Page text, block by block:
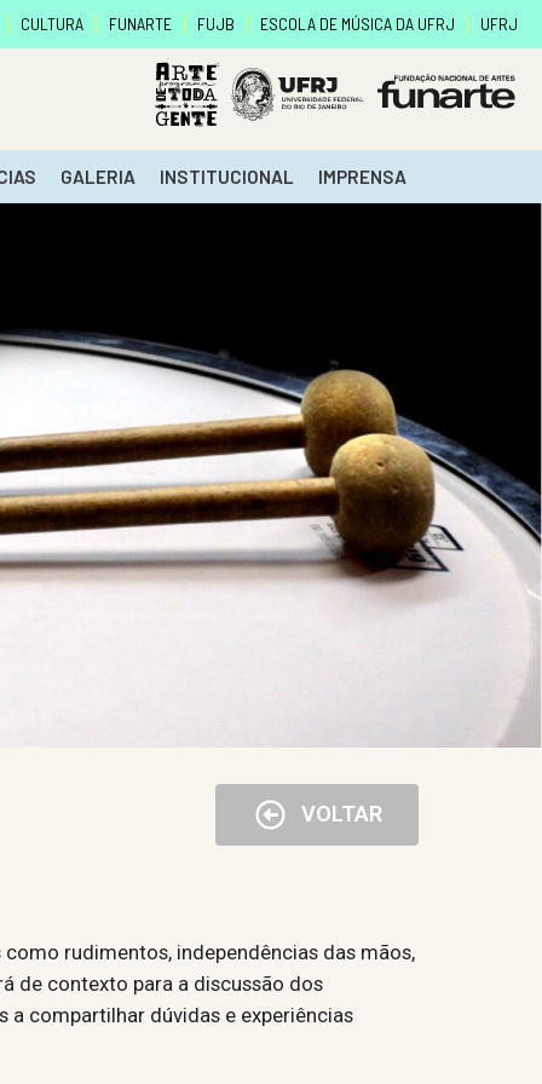
CULTURA FUNARTE FUJB ESCOLA DE MÚSICA DA UFRJ UFRJ
GALERIA INSTITUCIONAL IMPRENSA
VOLTAR
rudimentos, independências das mãos,
de contexto para a discussão dos
compartilhar dúvidas e experiências